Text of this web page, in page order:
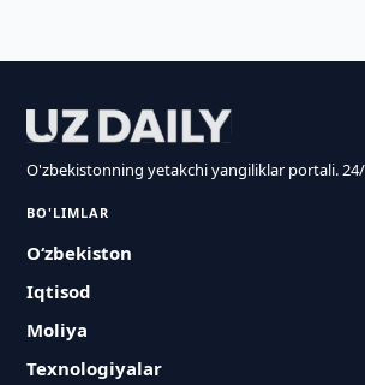
O'zbekistonning yetakchi yangiliklar portali.
BO'LIMLAR
O‘zbekiston
Iqtisod
Moliya
Texnologiyalar